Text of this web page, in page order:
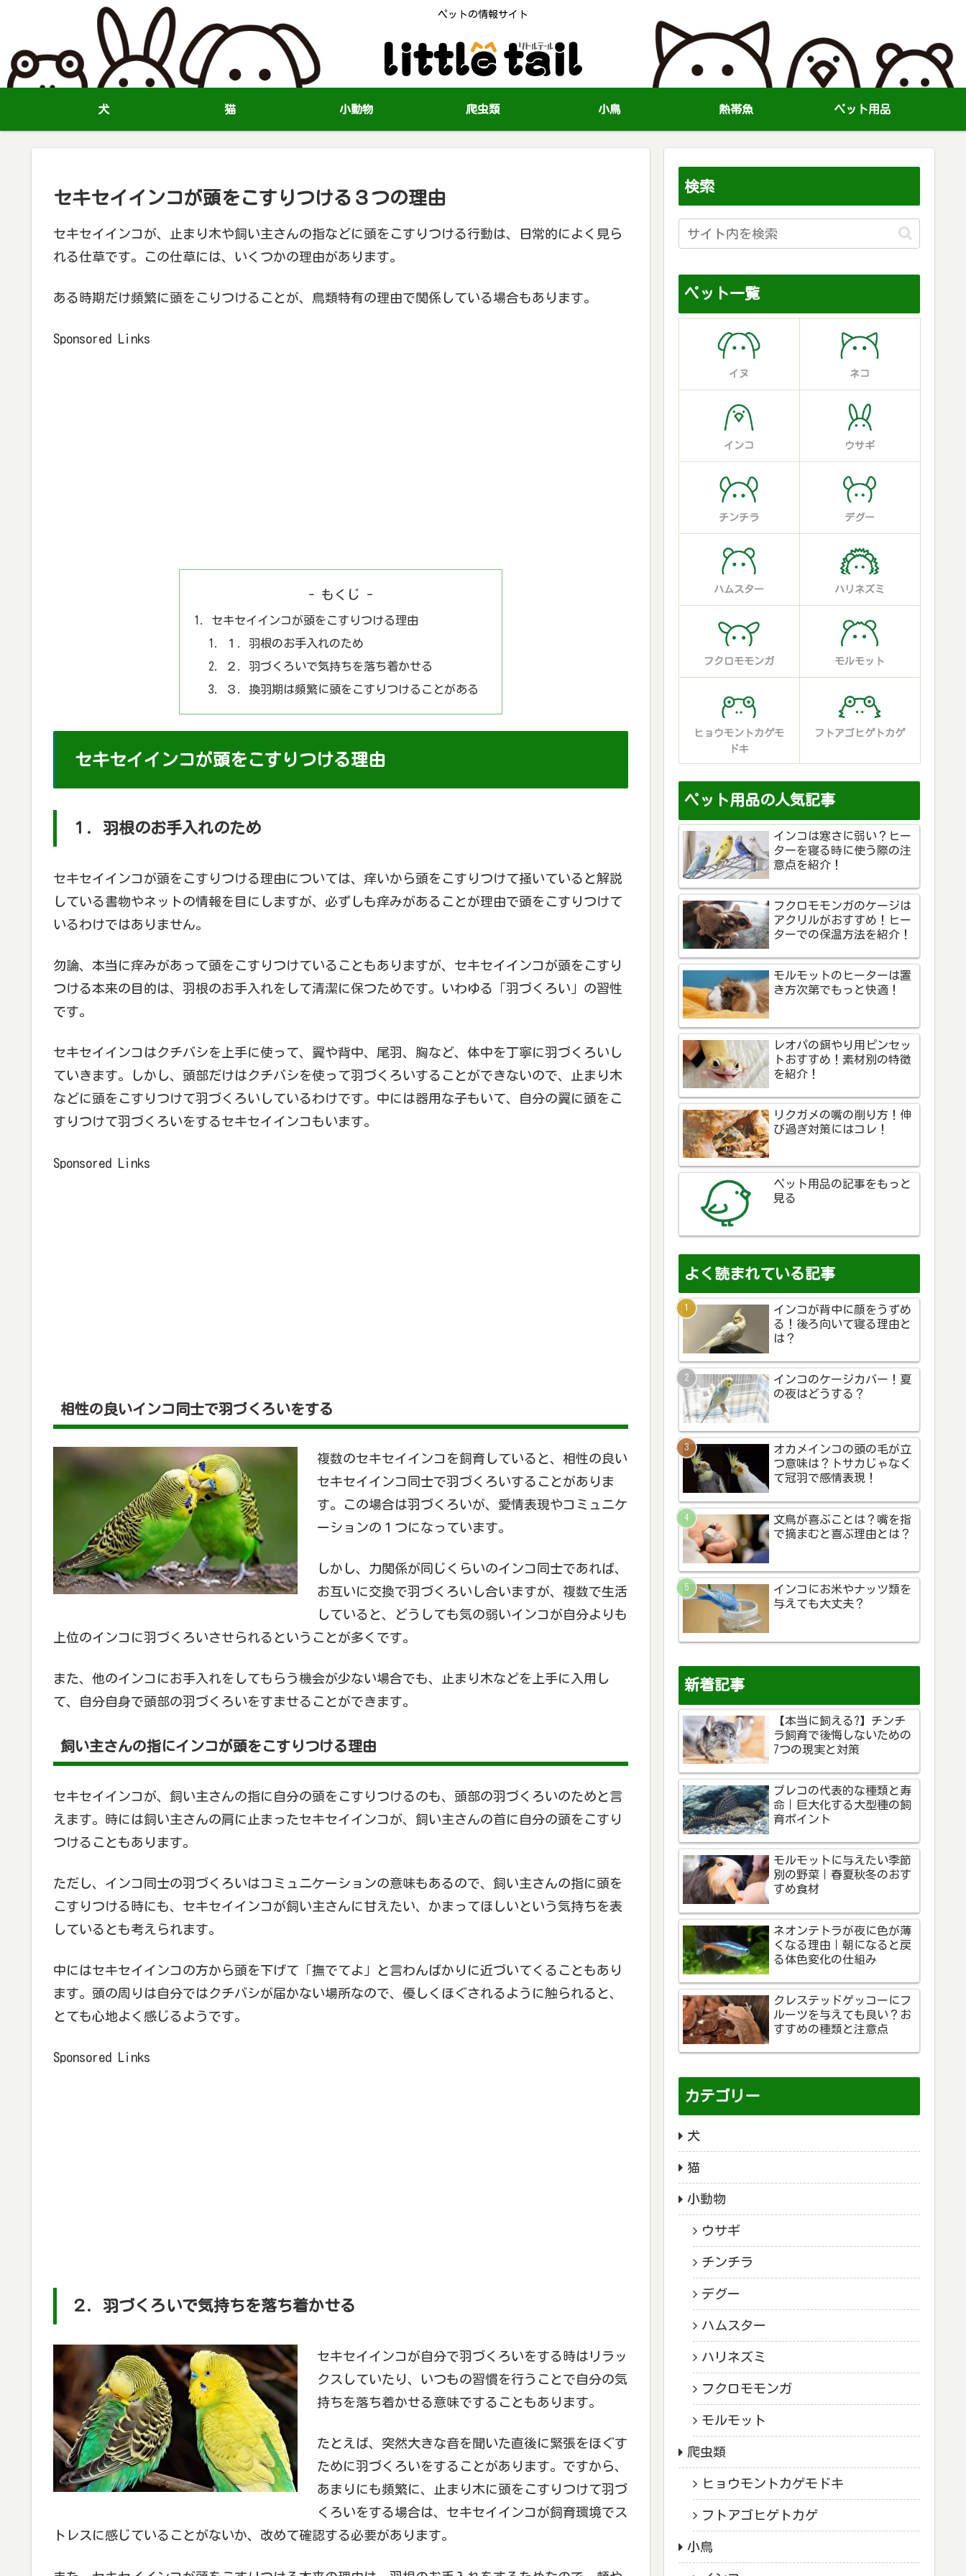
ペットの情報サイト
犬 猫 小動物 爬虫類 小鳥 熱帯魚 ペット用品
セキセイインコが頭をこすりつける３つの理由
セキセイインコが、止まり木や飼い主さんの指などに頭をこすりつける行動は、日常的によく見ら
れる仕草です。この仕草には、いくつかの理由があります。
ある時期だけ頻繁に頭をこりつけることが、鳥類特有の理由で関係している場合もあります。
Sponsored Links
- もくじ -
セキセイインコが頭をこすりつける理由
１. 羽根のお手入れのため
２. 羽づくろいで気持ちを落ち着かせる
３. 換羽期は頻繁に頭をこすりつけることがある
セキセイインコが頭をこすりつける理由
１. 羽根のお手入れのため
セキセイインコが頭をこすりつける理由については、痒いから頭をこすりつけて掻いていると解説
している書物やネットの情報を目にしますが、必ずしも痒みがあることが理由で頭をこすりつけて
いるわけではありません。
勿論、本当に痒みがあって頭をこすりつけていることもありますが、セキセイインコが頭をこすり
つける本来の目的は、羽根のお手入れをして清潔に保つためです。いわゆる「羽づくろい」の習性
です。
セキセイインコはクチバシを上手に使って、翼や背中、尾羽、胸など、体中を丁寧に羽づくろいし
ていきます。しかし、頭部だけはクチバシを使って羽づくろいすることができないので、止まり木
などに頭をこすりつけて羽づくろいしているわけです。中には器用な子もいて、自分の翼に頭をこ
すりつけて羽づくろいをするセキセイインコもいます。
Sponsored Links
相性の良いインコ同士で羽づくろいをする
複数のセキセイインコを飼育していると、相性の良い
セキセイインコ同士で羽づくろいすることがありま
す。この場合は羽づくろいが、愛情表現やコミュニケ
ーションの１つになっています。
しかし、力関係が同じくらいのインコ同士であれば、
お互いに交換で羽づくろいし合いますが、複数で生活
していると、どうしても気の弱いインコが自分よりも
上位のインコに羽づくろいさせられるということが多くです。
また、他のインコにお手入れをしてもらう機会が少ない場合でも、止まり木などを上手に入用し
て、自分自身で頭部の羽づくろいをすませることができます。
飼い主さんの指にインコが頭をこすりつける理由
セキセイインコが、飼い主さんの指に自分の頭をこすりつけるのも、頭部の羽づくろいのためと言
えます。時には飼い主さんの肩に止まったセキセイインコが、飼い主さんの首に自分の頭をこすり
つけることもあります。
ただし、インコ同士の羽づくろいはコミュニケーションの意味もあるので、飼い主さんの指に頭を
こすりつける時にも、セキセイインコが飼い主さんに甘えたい、かまってほしいという気持ちを表
しているとも考えられます。
中にはセキセイインコの方から頭を下げて「撫でてよ」と言わんばかりに近づいてくることもあり
ます。頭の周りは自分ではクチバシが届かない場所なので、優しくほぐされるように触られると、
とても心地よく感じるようです。
Sponsored Links
２. 羽づくろいで気持ちを落ち着かせる
セキセイインコが自分で羽づくろいをする時はリラッ
クスしていたり、いつもの習慣を行うことで自分の気
持ちを落ち着かせる意味ですることもあります。
たとえば、突然大きな音を聞いた直後に緊張をほぐす
ために羽づくろいをすることがあります。ですから、
あまりにも頻繁に、止まり木に頭をこすりつけて羽づ
くろいをする場合は、セキセイインコが飼育環境でス
トレスに感じていることがないか、改めて確認する必要があります。
検索
ペット一覧
イヌ ネコ
インコ ウサギ
チンチラ デグー
ハムスター ハリネズミ
フクロモモンガ モルモット
ヒョウモントカゲモ
ドキ
フトアゴヒゲトカゲ
ペット用品の人気記事
インコは寒さに弱い？ヒー
ターを寝る時に使う際の注
意点を紹介！
フクロモモンガのケージは
アクリルがおすすめ！ヒー
ターでの保温方法を紹介！
モルモットのヒーターは置
き方次第でもっと快適！
レオパの餌やり用ピンセッ
トおすすめ！素材別の特徴
を紹介！
リクガメの嘴の削り方！伸
び過ぎ対策にはコレ！
ペット用品の記事をもっと
見る
よく読まれている記事
インコが背中に顔をうずめ
る！後ろ向いて寝る理由と
は？
インコのケージカバー！夏
の夜はどうする？
オカメインコの頭の毛が立
つ意味は？トサカじゃなく
て冠羽で感情表現！
文鳥が喜ぶことは？嘴を指
で摘まむと喜ぶ理由とは？
インコにお米やナッツ類を
与えても大丈夫？
新着記事
【本当に飼える?】チンチ
ラ飼育で後悔しないための
7つの現実と対策
プレコの代表的な種類と寿
命｜巨大化する大型種の飼
育ポイント
モルモットに与えたい季節
別の野菜｜春夏秋冬のおす
すめ食材
ネオンテトラが夜に色が薄
くなる理由｜朝になると戻
る体色変化の仕組み
クレステッドゲッコーにフ
ルーツを与えても良い？お
すすめの種類と注意点
カテゴリー
犬
猫
小動物
ウサギ
チンチラ
デグー
ハムスター
ハリネズミ
フクロモモンガ
モルモット
爬虫類
ヒョウモントカゲモドキ
フトアゴヒゲトカゲ
小鳥